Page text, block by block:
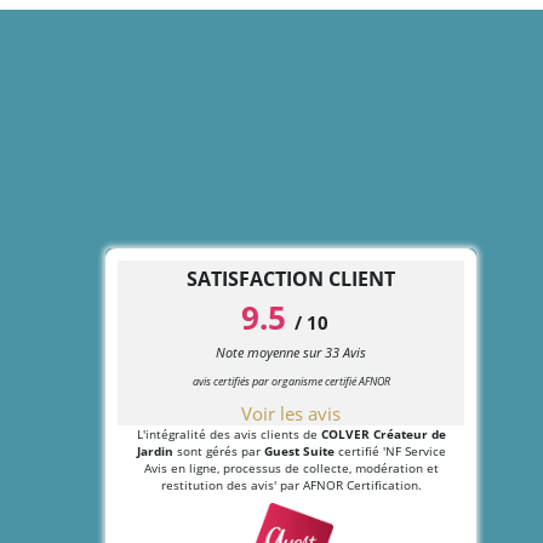
SATISFACTION CLIENT
9.5 / 10
Note moyenne sur33 Avis
avis certifiés par organisme certifié AFNOR
Voir les avis
L'intégralité des avis clients de COLVER Créateur de
Jardin sont gérés par Guest Suitecertifié 'NF Service
Avis en ligne, processus de collecte, modération et
restitution des avis' par AFNOR Certification.